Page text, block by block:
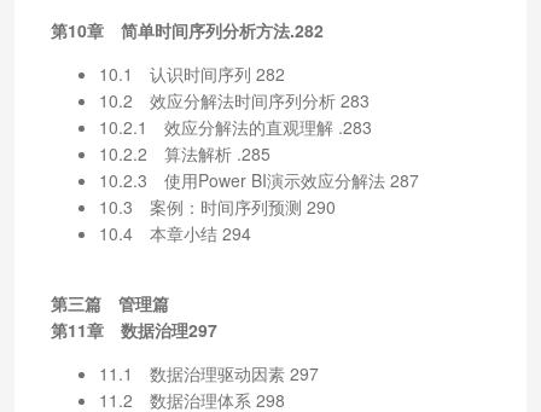
第10章 简单时间序列分析方法.282
10.1 认识时间序列 282
10.2 效应分解法时间序列分析 283
10.2.1 效应分解法的直观理解 .283
10.2.2 算法解析 .285
10.2.3 使用Power BI演示效应分解法 287
10.3 案例：时间序列预测 290
10.4 本章小结 294
第三篇 管理篇
第11章 数据治理297
11.1 数据治理驱动因素 297
11.2 数据治理体系 298